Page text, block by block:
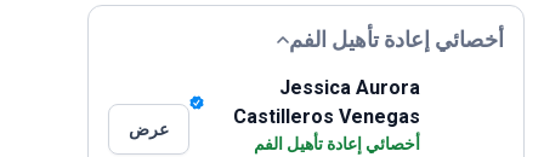
أخصائي إعادة تأهيل الفم
Jessica Aurora
Castilleros Venegas
أخصائي إعادة تأهيل الفم
عرض